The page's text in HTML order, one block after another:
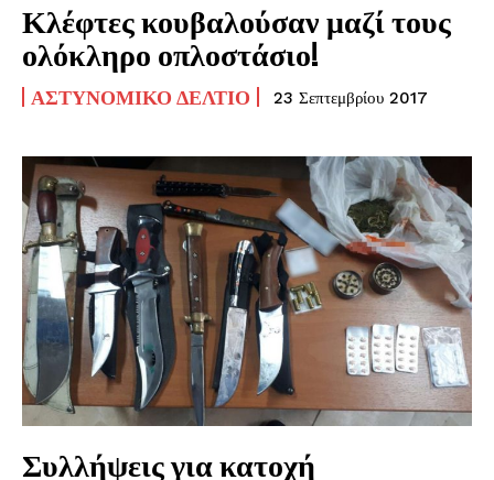
Κλέφτες κουβαλούσαν μαζί τους
ολόκληρο οπλοστάσιο!
ΑΣΤΥΝΟΜΙΚΌ ΔΕΛΤΊΟ 23 Σεπτεμβρίου 2017
Συλλήψεις για κατοχή